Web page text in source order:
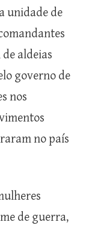
unidade de
aldeias
governo de
nos
no país
de guerra,